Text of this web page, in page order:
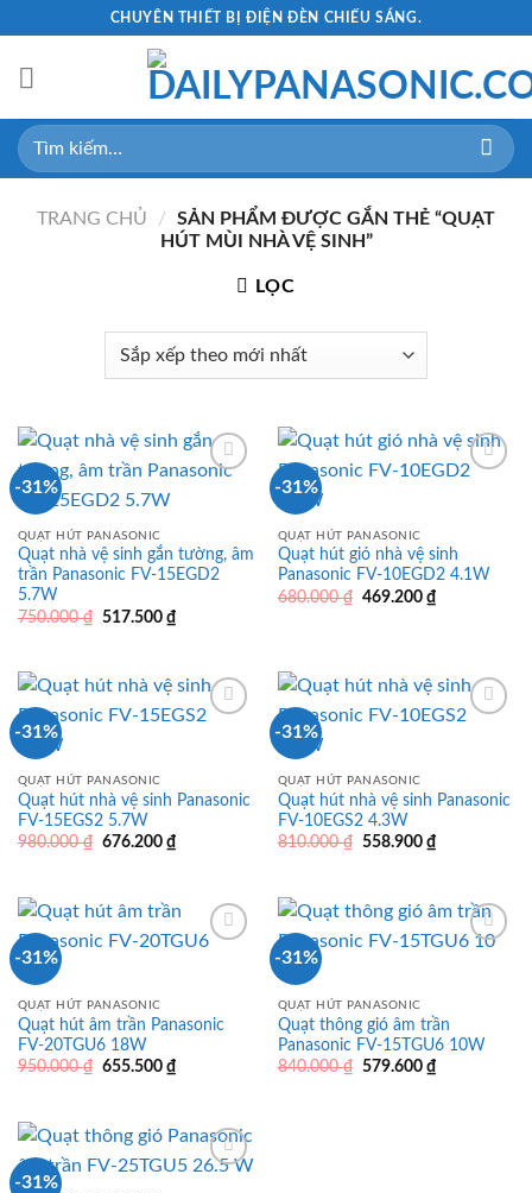
content
CHUYÊN THIẾT BỊ ĐIỆN ĐÈN CHIẾU SÁNG.
Tìm
kiếm:
TRANG CHỦ /
SẢN PHẨM ĐƯỢC GẮN THẺ “QUẠT
HÚT MÙI NHÀ VỆ SINH”
LỌC
-31%
QUẠT HÚT PANASONIC
Quạt nhà vệ sinh gắn tường, âm
trần Panasonic FV-15EGD2
5.7W
750.000₫ Giá
517.500 ₫Giá
hiện
517.500 ₫.
-31%
QUẠT HÚT PANASONIC
Quạt hút gió nhà vệ sinh
Panasonic FV-10EGD2 4.1W
680.000₫ Giá
469.200 ₫Giá
hiện
-31%
QUẠT HÚT PANASONIC
Quạt hút nhà vệ sinh Panasonic
FV-15EGS2 5.7W
980.000₫ Giá
676.200 ₫Giá
676.200 ₫.
-31%
QUẠT HÚT PANASONIC
Quạt hút nhà vệ sinh Panasonic
FV-10EGS2 4.3W
810.000₫ Giá
558.900 ₫Giá
558.900 ₫.
-31%
QUẠT HÚT PANASONIC
Quạt hút âm trần Panasonic
FV-20TGU6 18W
950.000₫ Giá
655.500 ₫Giá
655.500 ₫.
-31%
QUẠT HÚT PANASONIC
Quạt thông gió âm trần
Panasonic FV-15TGU6 10W
840.000₫ Giá
579.600 ₫Giá
-31%